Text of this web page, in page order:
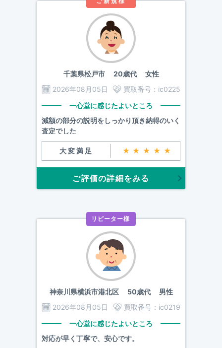
千葉県松戸市20歳代 女性
2026年08月05日
買取番号： ic0225
一心堂に感じたよいところ
減額の部分の説明をしっかり頂き納得のいく
査定でした
大変満足 ★★★★★
ご評価の詳細をみる
リピーター様
神奈川県横浜市港北区50歳代 男性
2026年08月05日
買取番号： ic0219
一心堂に感じたよいところ
対応が早く丁寧で、安心です。